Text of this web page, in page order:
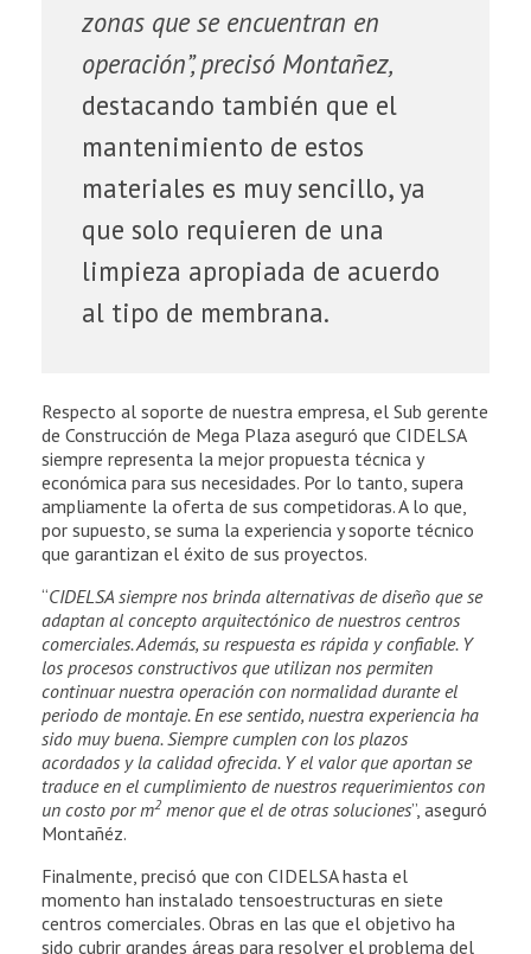
p
l
a
z
a
zonas que se encuentran en
operación”, precisó Montañez,
destacando también que el
mantenimiento de estos
materiales es muy sencillo, ya
que solo requieren de una
limpieza apropiada de acuerdo
al tipo de membrana.
Respecto al soporte de nuestra empresa, el Sub gerente
de Construcción de Mega Plaza aseguró que CIDELSA
siempre representa la mejor propuesta técnica y
económica para sus necesidades. Por lo tanto, supera
ampliamente la oferta de sus competidoras. A lo que,
por supuesto, se suma la experiencia y soporte técnico
que garantizan el éxito de sus proyectos.
“CIDELSA siempre nos brinda alternativas de diseño que se
adaptan al concepto arquitectónico de nuestros centros
comerciales. Además, su respuesta es rápida y confiable. Y
los procesos constructivos que utilizan nos permiten
continuar nuestra operación con normalidad durante el
periodo de montaje. En ese sentido, nuestra experiencia ha
sido muy buena. Siempre cumplen con los plazos
acordados y la calidad ofrecida. Y el valor que aportan se
traduce en el cumplimiento de nuestros requerimientos con
un costo por m2menor que el de otras soluciones”, aseguró
Montañéz.
Finalmente, precisó que con CIDELSA hasta el
momento han instalado tensoestructuras en siete
centros comerciales. Obras en las que el objetivo ha
sido cubrir grandes áreas para resolver el problema del